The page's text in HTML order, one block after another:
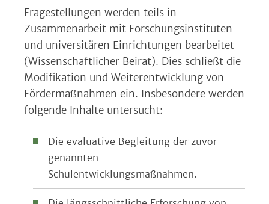
Fragestellungen werden teils in
Zusammenarbeit mit Forschungsinstituten
und universitären Einrichtungen bearbeitet
(Wissenschaftlicher Beirat). Dies schließt die
Modifikation und Weiterentwicklung von
Fördermaßnahmen ein. Insbesondere werden
folgende Inhalte untersucht:
Die evaluative Begleitung der zuvor
genannten
Schulentwicklungsmaßnahmen.